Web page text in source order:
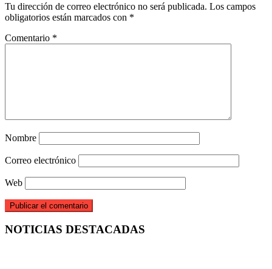
Tu dirección de correo electrónico no será publicada. Los campos
obligatorios están marcados con *
Comentario *
Nombre
Correo electrónico
Web
NOTICIAS DESTACADAS